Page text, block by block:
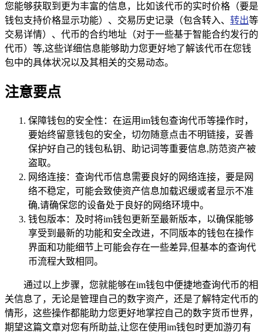
您能够获取到更为丰富的信息，比如该代币的实时价格（要是
钱包支持价格显示功能）、交易历史记录（包含转入、 转出等
交易详情）、代币的合约地址（对于一些基于智能合约发行的
代币）等,这些详细信息能够助力您更好地了解该代币在您钱
包中的具体状况以及其相关的交易动态。
注意要点
保障钱包的安全性：在运用im钱包查询代币等操作时，
要始终留意钱包的安全，切勿随意点击不明链接，妥善
保护好自己的钱包私钥、助记词等重要信息,防范资产被
盗取。
网络连接：查询代币信息需要良好的网络连接，要是网
络不稳定，可能会致使资产信息加载迟缓或者显示不准
确,请确保您的设备处于良好的网络环境中。
钱包版本：及时将im钱包更新至最新版本，以确保能够
享受到最新的功能和安全改进，不同版本的钱包在操作
界面和功能细节上可能会存在一些差异,但基本的查询代
币流程大致相同。
通过以上步骤，您就能够在im钱包中便捷地查询代币的相
关信息了，无论是管理自己的数字资产，还是了解特定代币的
情形，这些操作都能助力您更好地掌控自己的数字货币世界，
期望这篇文章对您有所助益,让您在使用im钱包时更加游刃有